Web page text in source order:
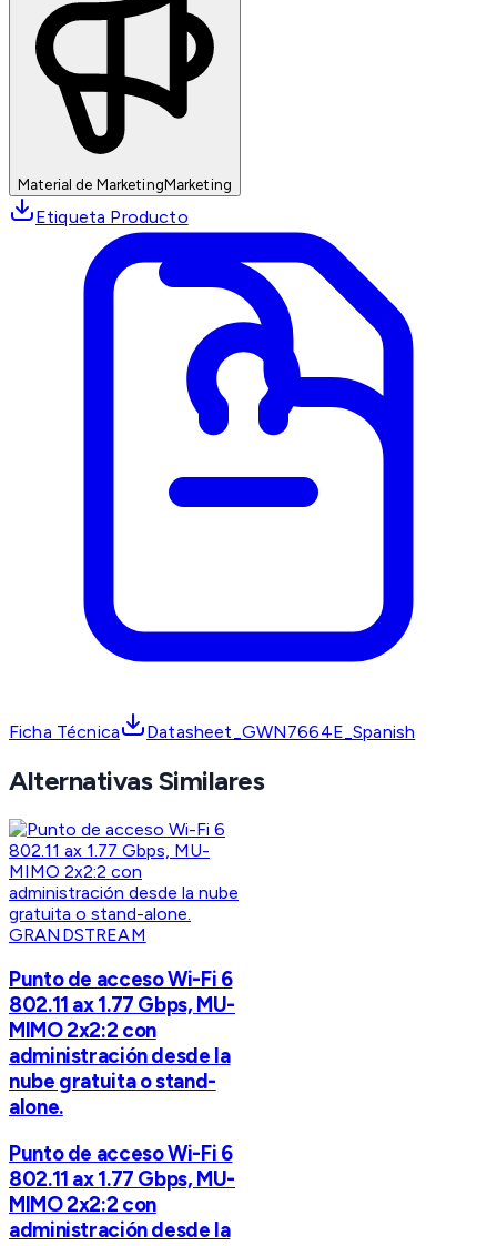
Material de MarketingMarketing
Etiqueta Producto
Ficha Técnica Datasheet_GWN7664E_Spanish
Alternativas Similares
GRANDSTREAM
Punto de acceso Wi-Fi 6
802.11 ax 1.77 Gbps, MU-
MIMO 2x2:2 con
administración desde la
nube gratuita o stand-
alone.
Punto de acceso Wi-Fi 6
802.11 ax 1.77 Gbps, MU-
MIMO 2x2:2 con
administración desde la